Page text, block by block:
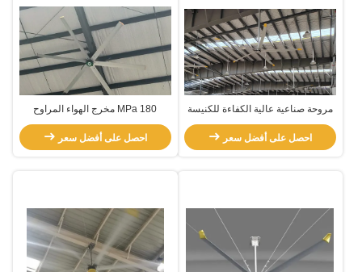
مروحة صناعية عالية الكفاءة للكنيسة
والمستودع
احصل على أفضل سعر
180 MPa مخرج الهواء المراوح
الصناعية الكبيرة جدا
احصل على أفضل سعر